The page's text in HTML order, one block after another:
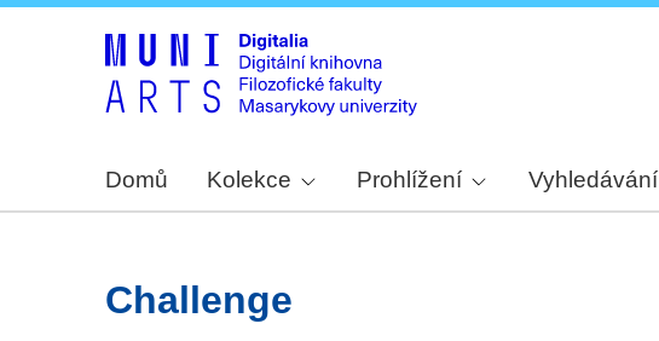
Domů Kolekce Prohlížení Vyhledávání
Challenge